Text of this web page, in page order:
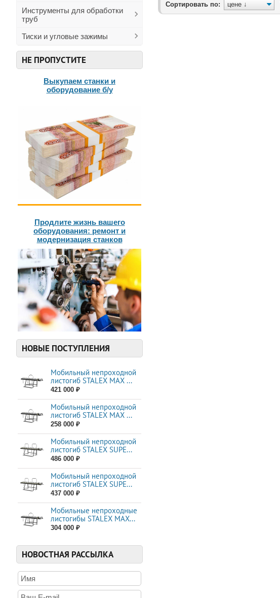
Инструменты для обработки
труб
Тиски и угловые зажимы
НЕ ПРОПУСТИТЕ
Выкупаем станки и
оборудование б/у
Продлите жизнь вашего
оборудования: ремонт и
модернизация станков
НОВЫЕ ПОСТУПЛЕНИЯ
Мобильный непроходной
листогиб STALEX MAX ...
421 000 ₽
Мобильный непроходной
листогиб STALEX MAX ...
258 000 ₽
Мобильный непроходной
листогиб STALEX SUPE...
486 000 ₽
Мобильный непроходной
листогиб STALEX SUPE...
437 000 ₽
Мобильные непроходные
листогибы STALEX МАХ...
304 000 ₽
НОВОСТНАЯ РАССЫЛКА
Сортировать по: